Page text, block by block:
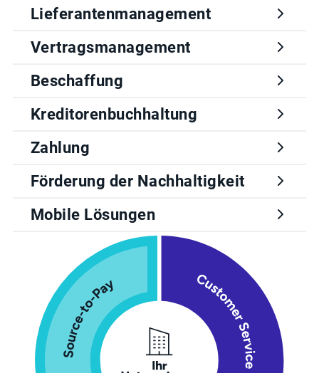
Lieferantenmanagement
Vertragsmanagement
Beschaffung
Kreditorenbuchhaltung
Zahlung
Förderung der Nachhaltigkeit
Mobile Lösungen